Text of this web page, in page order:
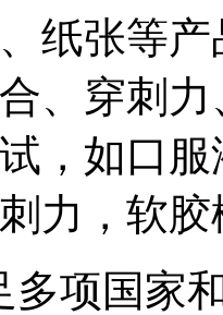
纸张等
、穿刺
，如口
力，软
多项国家